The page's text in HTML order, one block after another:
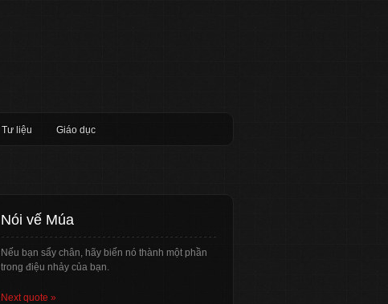
Tư liệu Giáo dục
Nói vế Múa
Nếu bạn sẩy chân, hãy biến nó thành một phần
trong điệu nhảy của bạn.
Next quote »